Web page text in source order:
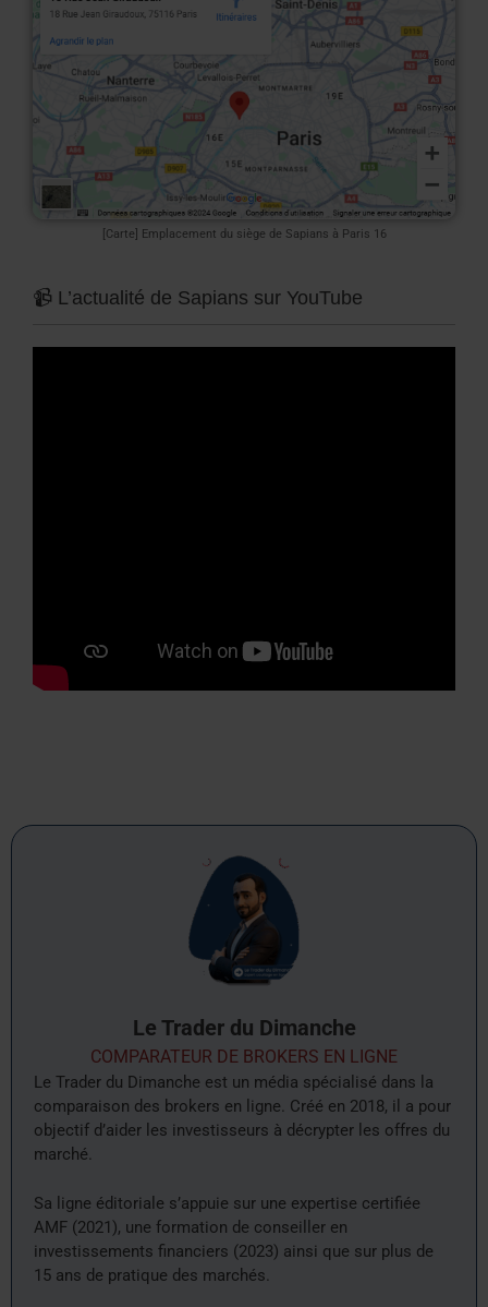
[Carte] Emplacement du siège de Sapians à Paris 16
📹 L’actualité de Sapians sur YouTube
Le Trader du Dimanche
COMPARATEUR DE BROKERS EN LIGNE
Le Trader du Dimanche est un média spécialisé dans la
comparaison des brokers en ligne. Créé en 2018, il a pour
objectif d’aider les investisseurs à décrypter les offres du
marché.
Sa ligne éditoriale s’appuie sur une expertise certifiée
AMF (2021), une formation de conseiller en
investissements financiers (2023) ainsi que sur plus de
15 ans de pratique des marchés.